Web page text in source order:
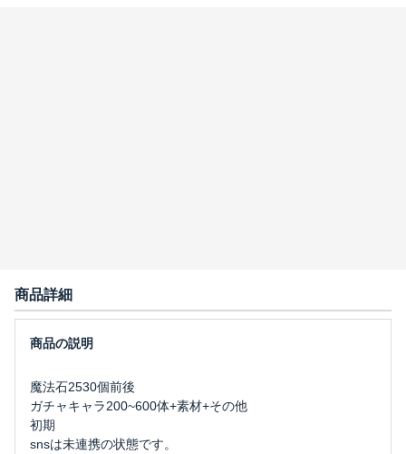
商品詳細
魔法石2530個前後
ガチャキャラ200~600体+素材+その他
初期
snsは未連携の状態です。